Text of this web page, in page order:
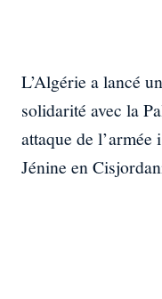
L’Algérie a lancé
solidarité avec la
attaque de
Jénine en